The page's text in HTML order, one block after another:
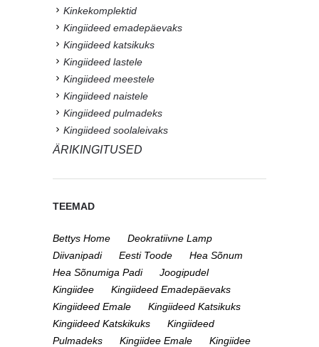
Kinkekomplektid
Kingiideed emadepäevaks
Kingiideed katsikuks
Kingiideed lastele
Kingiideed meestele
Kingiideed naistele
Kingiideed pulmadeks
Kingiideed soolaleivaks
ÄRIKINGITUSED
TEEMAD
Bettys Home
Deokratiivne Lamp
Diivanipadi
Eesti Toode
Hea Sõnum
Hea Sõnumiga Padi
Joogipudel
Kingiidee
Kingiideed Emadepäevaks
Kingiideed Emale
Kingiideed Katsikuks
Kingiideed Katskikuks
Kingiideed
Pulmadeks
Kingiidee Emale
Kingiidee